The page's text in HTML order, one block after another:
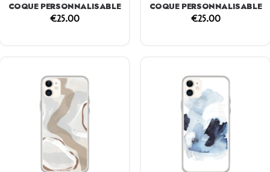
COQUE PERSONNALISABLE
€25.00
COQUE PERSONNALISABLE
€25.00